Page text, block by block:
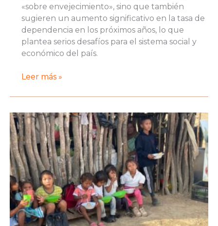
«sobre envejecimiento», sino que también
sugieren un aumento significativo en la tasa de
dependencia en los próximos años, lo que
plantea serios desafíos para el sistema social y
económico del país.
Proyecto
e
Inmigración
Leer más »